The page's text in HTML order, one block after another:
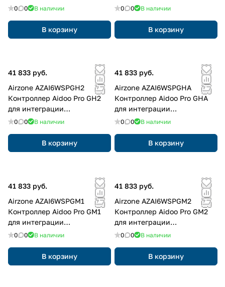
кондиционеров
0 0 В наличии
В корзину
кондиционеров
0 0 В наличии
В корзину
41 833 руб.
Airzone AZAI6WSPGH2
Контроллер Aidoo Pro GH2
для интеграции
кондиционеров
0 0 В наличии
В корзину
41 833 руб.
Airzone AZAI6WSPGHA
Контроллер Aidoo Pro GHA
для интеграции
кондиционеров
0 0 В наличии
В корзину
41 833 руб.
Airzone AZAI6WSPGM1
Контроллер Aidoo Pro GM1
для интеграции
кондиционеров
0 0 В наличии
В корзину
41 833 руб.
Airzone AZAI6WSPGM2
Контроллер Aidoo Pro GM2
для интеграции
кондиционеров
0 0 В наличии
В корзину